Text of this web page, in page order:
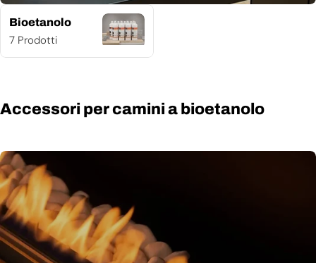
Bioetanolo
7 Prodotti
Accessori per camini a bioetanolo